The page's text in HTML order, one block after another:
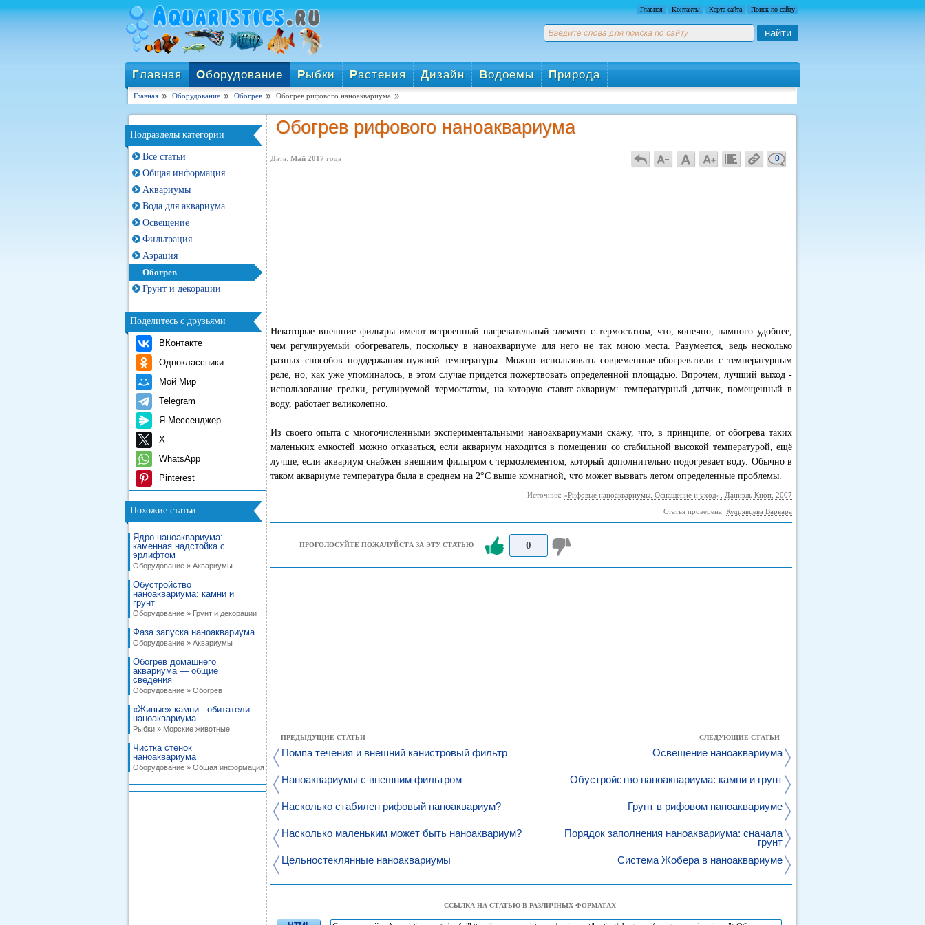
Главная Контакты Карта сайта Поиск по сайту
найти
Главная Оборудование Рыбки Растения Дизайн Водоемы Природа
Главная Оборудование Обогрев Обогрев рифового наноаквариума
Подразделы категории
Все статьи
Общая информация
Аквариумы
Вода для аквариума
Освещение
Фильтрация
Аэрация
Обогрев
Грунт и декорации
Поделитесь с друзьями
ВКонтакте
Одноклассники
Мой Мир
Telegram
Я.Мессенджер
X
WhatsApp
Pinterest
Похожие статьи
Ядро наноаквариума:
каменная надстойка с
эрлифтом
Оборудование » Аквариумы
Обустройство
наноаквариума: камни и
грунт
Оборудование » Грунт и декорации
Фаза запуска наноаквариума
Оборудование » Аквариумы
Обогрев домашнего
аквариума — общие
сведения
Оборудование » Обогрев
«Живые» камни - обитатели
наноаквариума
Рыбки » Морские животные
Чистка стенок
наноаквариума
Оборудование » Общая информация
Обогрев рифового наноаквариума
Дата: Май 2017 года 0
Некоторые внешние фильтры имеют встроенный нагревательный элемент с термостатом, что, конечно, намного удобнее,
чем регулируемый обогреватель, поскольку в наноаквариуме для него не так мною места. Разумеется, ведь несколько
разных способов поддержания нужной температуры. Можно использовать современные обогреватели с температурным
реле, но, как уже упоминалось, в этом случае придется пожертвовать определенной площадью. Впрочем, лучший выход -
использование грелки, регулируемой термостатом, на которую ставят аквариум: температурный датчик, помещенный в
воду, работает великолепно.
Из своего опыта с многочисленными экспериментальными наноаквариумами скажу, что, в принципе, от обогрева таких
маленьких емкостей можно отказаться, если аквариум находится в помещении со стабильной высокой температурой, ещё
лучше, если аквариум снабжен внешним фильтром с термоэлементом, который дополнительно подогревает воду. Обычно в
таком аквариуме температура была в среднем на 2°С выше комнатной, что может вызвать летом определенные проблемы.
Источник: «Рифовые наноаквариумы. Оснащение и уход», Даниэль Кноп, 2007
Статья проверена: Кудрявцева Варвара
ПРОГОЛОСУЙТЕ ПОЖАЛУЙСТА ЗА ЭТУ СТАТЬЮ 0
ПРЕДЫДУЩИЕ СТАТЬИ
Помпа течения и внешний канистровый фильтр
Наноаквариумы с внешним фильтром
Насколько стабилен рифовый наноаквариум?
Насколько маленьким может быть наноаквариум?
Цельностеклянные наноаквариумы
СЛЕДУЮЩИЕ СТАТЬИ
Освещение наноаквариума
Обустройство наноаквариума: камни и грунт
Грунт в рифовом наноаквариуме
Порядок заполнения наноаквариума: сначала
грунт
Система Жобера в наноаквариуме
ССЫЛКА НА СТАТЬЮ В РАЗЛИЧНЫХ ФОРМАТАХ